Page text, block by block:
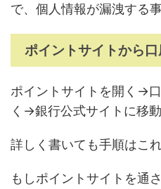
で、個人情報が漏洩する
ポイントサイトから
ポイントサイトを開く→
く→銀行公式サイトに移
詳しく書いても手順はこれ
もしポイントサイトを通